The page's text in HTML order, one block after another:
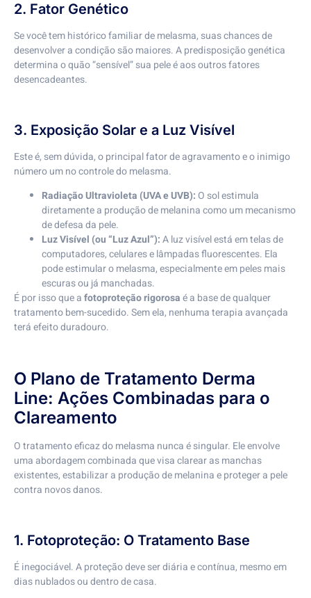
2. Fator Genético
Se você tem histórico familiar de melasma, suas chances de
desenvolver a condição são maiores. A predisposição genética
determina o quão “sensível” sua pele é aos outros fatores
desencadeantes.
3. Exposição Solar e a Luz Visível
Este é, sem dúvida, o principal fator de agravamento e o inimigo
número um no controle do melasma.
Radiação Ultravioleta (UVA e UVB): O sol estimula
diretamente a produção de melanina como um mecanismo
de defesa da pele.
Luz Visível (ou “Luz Azul”):A luz visível está em telas de
computadores, celulares e lâmpadas fluorescentes. Ela
pode estimular o melasma, especialmente em peles mais
escuras ou já manchadas.
É por isso que afotoproteção rigorosaé a base de qualquer
tratamento bem-sucedido. Sem ela, nenhuma terapia avançada
terá efeito duradouro.
O Plano de Tratamento Derma
Line: Ações Combinadas para o
Clareamento
O tratamento eficaz do melasma nunca é singular. Ele envolve
uma abordagem combinada que visa clarear as manchas
existentes, estabilizar a produção de melanina e proteger a pele
contra novos danos.
1. Fotoproteção: O Tratamento Base
É inegociável. A proteção deve ser diária e contínua, mesmo em
dias nublados ou dentro de casa.